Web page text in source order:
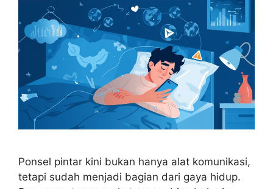
Ponsel pintar kini bukan hanya alat komunikasi,
tetapi sudah menjadi bagian dari gaya hidup.